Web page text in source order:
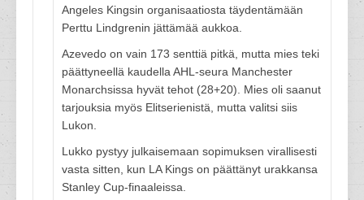
Angeles Kingsin organisaatiosta täydentämään
Perttu Lindgrenin jättämää aukkoa.
Azevedo on vain 173 senttiä pitkä, mutta mies teki
päättyneellä kaudella AHL-seura Manchester
Monarchsissa hyvät tehot (28+20). Mies oli saanut
tarjouksia myös Elitserienistä, mutta valitsi siis
Lukon.
Lukko pystyy julkaisemaan sopimuksen virallisesti
vasta sitten, kun LA Kings on päättänyt urakkansa
Stanley Cup-finaaleissa.